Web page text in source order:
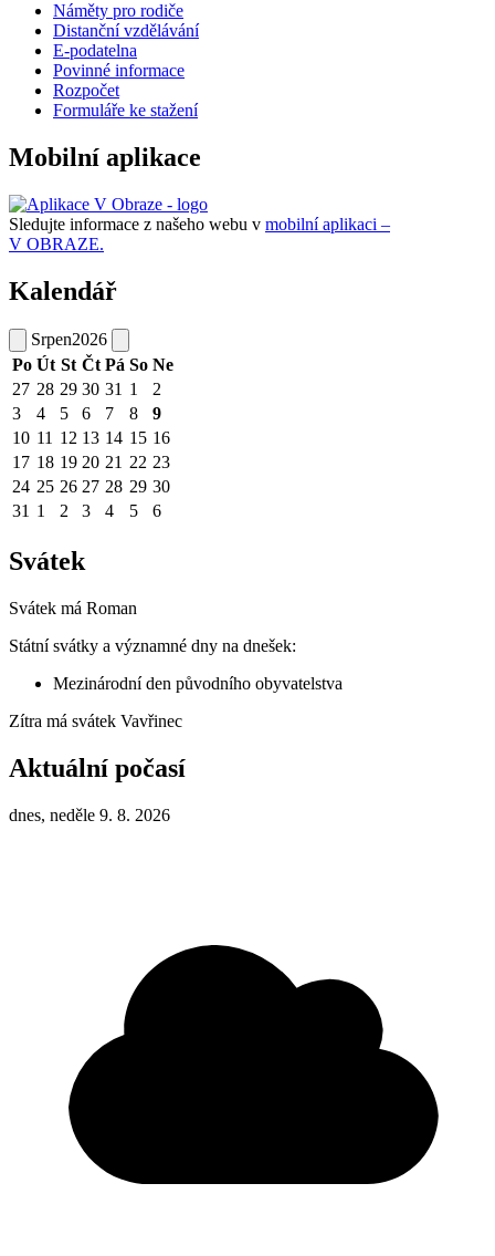
Náměty pro rodiče
Distanční vzdělávání
E-podatelna
Povinné informace
Rozpočet
Formuláře ke stažení
Mobilní aplikace
Sledujte informace z našeho webu v mobilní aplikaci –
V OBRAZE.
Kalendář
Srpen2026
Po Út St Čt Pá So Ne
27 28 29 30 31 1
2
3
4 5 6 7 8
9
10 11 12 13 14 15 16
17 18 19 20 21 22 23
24 25 26 27 28 29 30
31 1 2 3 4 5 6
Svátek
Svátek má Roman
Státní svátky a významné dny na dnešek:
Mezinárodní den původního obyvatelstva
Zítra má svátek Vavřinec
Aktuální počasí
dnes, neděle 9. 8. 2026